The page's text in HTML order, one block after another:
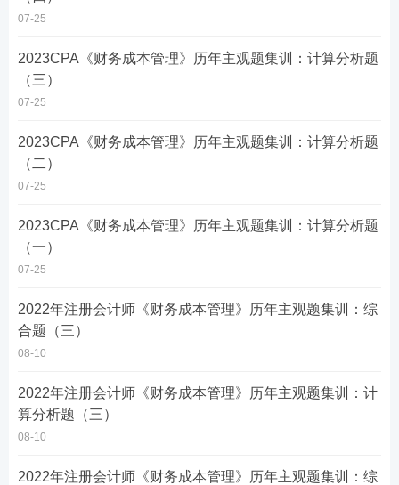
07-25
2023CPA《财务成本管理》历年主观题集训：计算分析题
（三）
07-25
2023CPA《财务成本管理》历年主观题集训：计算分析题
（二）
07-25
2023CPA《财务成本管理》历年主观题集训：计算分析题
（一）
07-25
2022年注册会计师《财务成本管理》历年主观题集训：综
合题（三）
08-10
2022年注册会计师《财务成本管理》历年主观题集训：计
算分析题（三）
08-10
2022年注册会计师《财务成本管理》历年主观题集训：综